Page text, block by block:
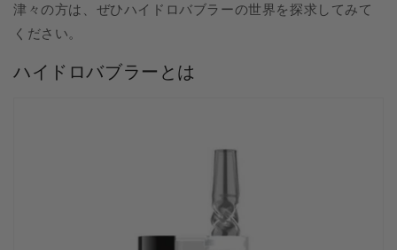
津々の方は、ぜひハイドロバブラーの世界を探求してみて
ください。
ハイドロバブラーとは